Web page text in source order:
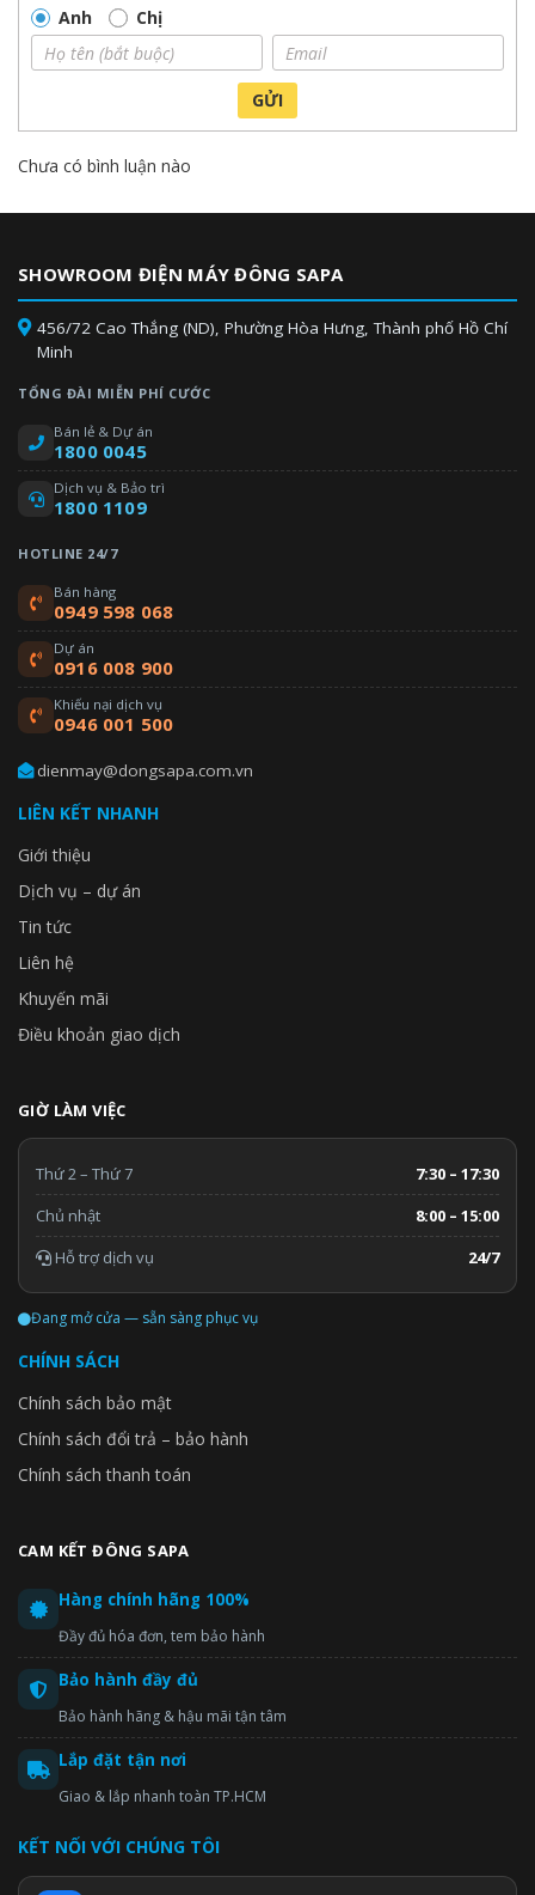
Anh Chị
GỬI
Chưa có bình luận nào
SHOWROOM ĐIỆN MÁY ĐÔNG SAPA
456/72 Cao Thắng (ND), Phường Hòa Hưng, Thành phố Hồ Chí
Minh
TỔNG ĐÀI MIỄN PHÍ CƯỚC
Bán lẻ & Dự án
1800 0045
Dịch vụ & Bảo trì
1800 1109
HOTLINE 24/7
Bán hàng
0949 598 068
Dự án
0916 008 900
Khiếu nại dịch vụ
0946 001 500
dienmay@dongsapa.com.vn
LIÊN KẾT NHANH
Giới thiệu
Dịch vụ – dự án
Tin tức
Liên hệ
Khuyến mãi
Điều khoản giao dịch
GIỜ LÀM VIỆC
Thứ 2 – Thứ 7
7:30 – 17:30
Chủ nhật
8:00 – 15:00
Hỗ trợ dịch vụ
24/7
Đang mở cửa — sẵn sàng phục vụ
CHÍNH SÁCH
Chính sách bảo mật
Chính sách đổi trả – bảo hành
Chính sách thanh toán
CAM KẾT ĐÔNG SAPA
Hàng chính hãng 100%
Đầy đủ hóa đơn, tem bảo hành
Bảo hành đầy đủ
Bảo hành hãng & hậu mãi tận tâm
Lắp đặt tận nơi
Giao & lắp nhanh toàn TP.HCM
KẾT NỐI VỚI CHÚNG TÔI